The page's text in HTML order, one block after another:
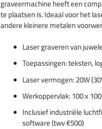
graveermachine heeft een
te plaatsen is. Ideaal voor het
andere kleinere metalen
Laser graveren van
Toepassingen: teksten,
Laser vermogen: 20W
Werkoppervlak: 100 x
Inclusief industriële
software (twv €500)